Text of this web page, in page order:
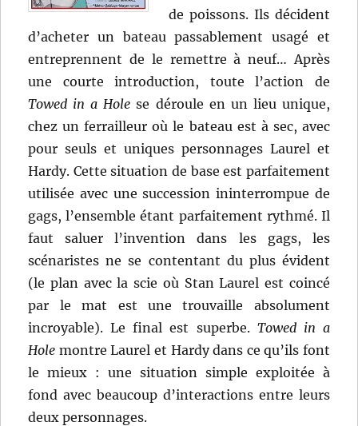
de poissons. Ils décident
d’acheter un bateau passablement usagé et
entreprennent de le remettre à neuf… Après
une courte introduction, toute l’action de
Towed in a Hole se déroule en un lieu unique,
chez un ferrailleur où le bateau est à sec, avec
pour seuls et uniques personnages Laurel et
Hardy. Cette situation de base est parfaitement
utilisée avec une succession ininterrompue de
gags, l’ensemble étant parfaitement rythmé. Il
faut saluer l’invention dans les gags, les
scénaristes ne se contentant du plus évident
(le plan avec la scie où Stan Laurel est coincé
par le mat est une trouvaille absolument
incroyable). Le final est superbe. Towed in a
Hole montre Laurel et Hardy dans ce qu’ils font
le mieux : une situation simple exploitée à
fond avec beaucoup d’interactions entre leurs
deux personnages.